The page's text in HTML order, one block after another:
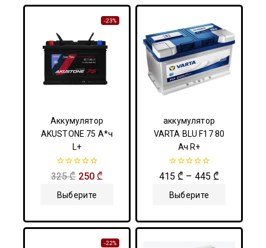
-23%
Аккумулятор
AKUSTONE 75 А*ч
L+
0
из
5
325₾ 250₾
Выберите
аккумулятор
VARTA BLU F17 80
Ач R+
0
из
5
415₾ – 445₾
Выберите
-22%